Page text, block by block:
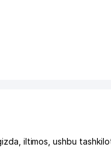
iltimos, ushbu